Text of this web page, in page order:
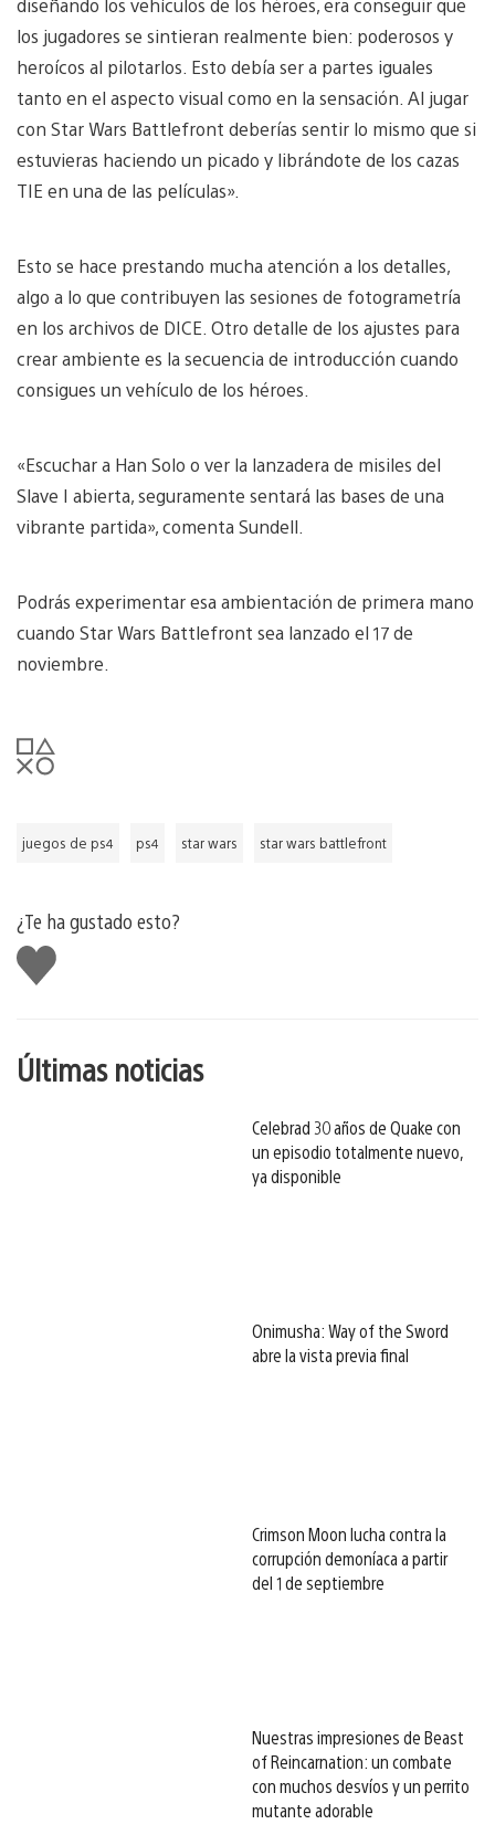
los jugadores se sintieran realmente bien: poderosos y
heroícos al pilotarlos. Esto debía ser a partes iguales
tanto en el aspecto visual como en la sensación. Al jugar
con Star Wars Battlefront deberías sentir lo mismo que si
estuvieras haciendo un picado y librándote de los cazas
TIE en una de las películas».
Esto se hace prestando mucha atención a los detalles,
algo a lo que contribuyen las sesiones de fotogrametría
en los archivos de DICE. Otro detalle de los ajustes para
crear ambiente es la secuencia de introducción cuando
consigues un vehículo de los héroes.
«Escuchar a Han Solo o ver la lanzadera de misiles del
Slave I abierta, seguramente sentará las bases de una
vibrante partida», comenta Sundell.
Podrás experimentar esa ambientación de primera mano
cuando Star Wars Battlefront sea lanzado el 17 de
noviembre.
juegos de ps4 ps4 star wars star wars battlefront
¿Te ha gustado esto?
Me
gusta
Últimas noticias
Celebrad 30 años de Quake con
un episodio totalmente nuevo,
ya disponible
Onimusha: Way of the Sword
abre la vista previa final
Crimson Moon lucha contra la
corrupción demoníaca a partir
del 1 de septiembre
Nuestras impresiones de Beast
of Reincarnation: un combate
con muchos desvíos y un perrito
mutante adorable